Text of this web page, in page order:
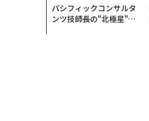
パシフィックコンサルタ
ンツ技師長の"北極星"。